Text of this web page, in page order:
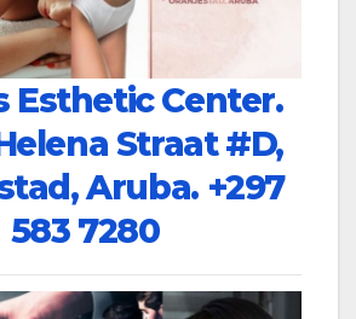
Esthetic Center.
Straat #D,
Aruba. +297
583 7280